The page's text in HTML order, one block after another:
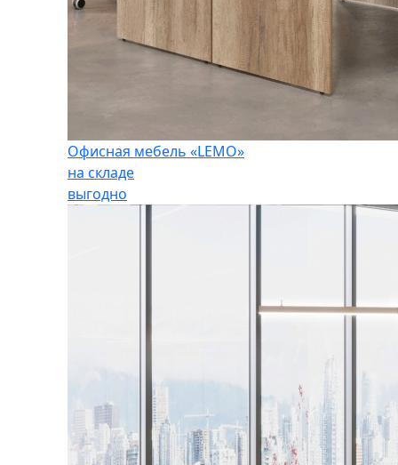
Офисная мебель «LEMO»
на складе
выгодно